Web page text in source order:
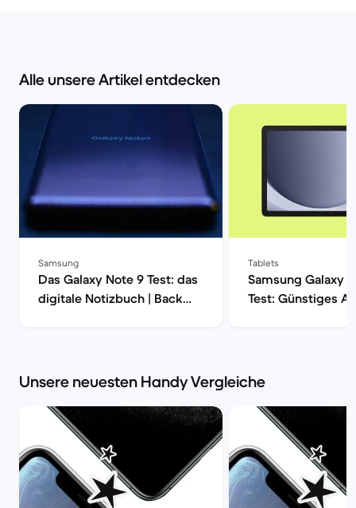
Alle unsere Artikel entdecken
Samsung
Das Galaxy Note 9 Test: das
digitale Notizbuch | Back
Tablets
Samsung Galaxy
Test: Günstiges
Unsere neuesten Handy Vergleiche